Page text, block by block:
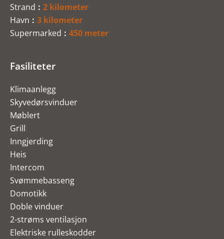
Strand
2 kilometer
Havn
3 kilometer
Supermarked
450 meter
Fasiliteter
Klimaanlegg
Skyvedørsvinduer
Møblert
Grill
Inngjerding
Heis
Intercom
Svømmebasseng
Domotikk
Doble vinduer
2-strøms ventilasjon
Elektriske rulleskodder